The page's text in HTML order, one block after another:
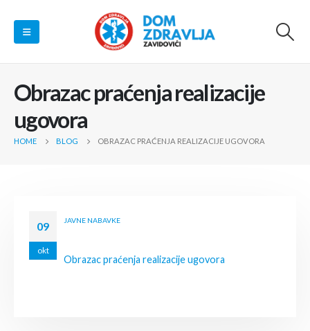
Obrazac praćenja realizacije
ugovora
HOME BLOG OBRAZAC PRAĆENJA REALIZACIJE UGOVORA
09
okt
JAVNE NABAVKE
Obrazac praćenja realizacije ugovora